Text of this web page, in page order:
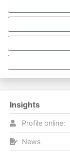
Insights
Profile online:
News